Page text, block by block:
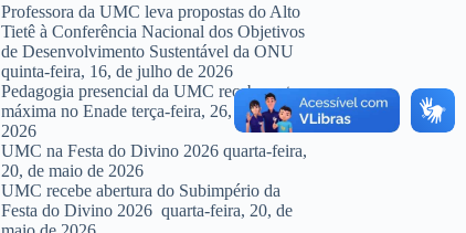
Professora da UMC leva propostas do Alto
Tietê à Conferência Nacional dos Objetivos
de Desenvolvimento Sustentável da ONU
quinta-feira, 16, de julho de 2026
Pedagogia presencial da UMC recebe nota
máxima no Enade terça-feira, 26, de maio de
2026
UMC na Festa do Divino 2026 quarta-feira,
20, de maio de 2026
UMC recebe abertura do Subimpério da
Festa do Divino 2026 quarta-feira, 20, de